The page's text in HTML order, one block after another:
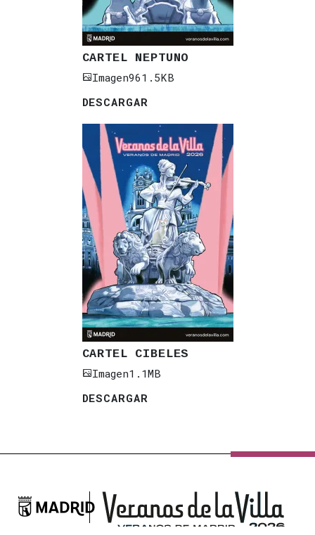
CARTEL NEPTUNO
Imagen961.5KB
DESCARGAR
CARTEL CIBELES
Imagen1.1MB
DESCARGAR

Ayuntamiento de Madrid